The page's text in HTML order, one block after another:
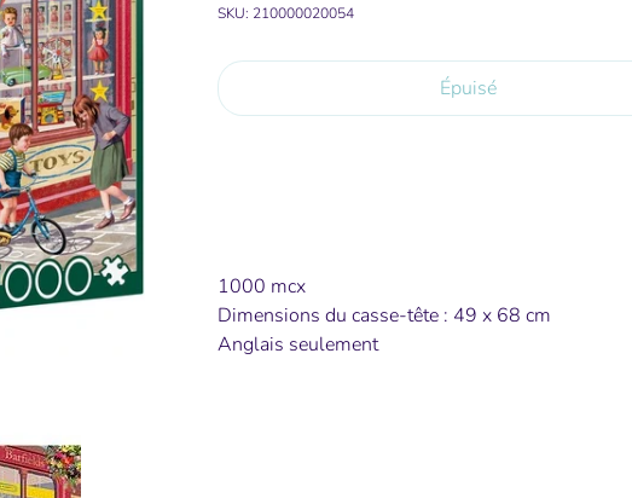
SKU: 210000020054
Épuisé
1000 mcx
Dimensions du casse-tête : 49 x 68 cm
Anglais seulement